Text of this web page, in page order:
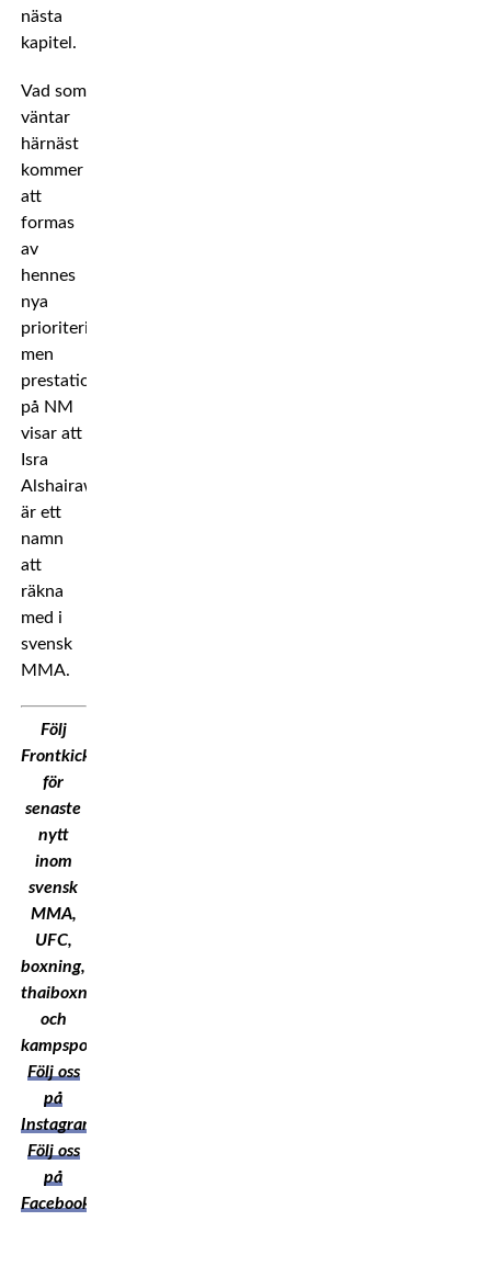
nästa
kapitel.
Vad som
väntar
härnäst
kommer
att
formas
av
hennes
nya
prioriteringar,
men
prestationen
på NM
visar att
Isra
Alshairawi
är ett
namn
att
räkna
med i
svensk
MMA.
Följ
Frontkick.Online
för
senaste
nytt
inom
svensk
MMA,
UFC,
boxning,
thaiboxning
och
kampsport!
Följ oss
på
Instagram
Följ oss
på
Facebook